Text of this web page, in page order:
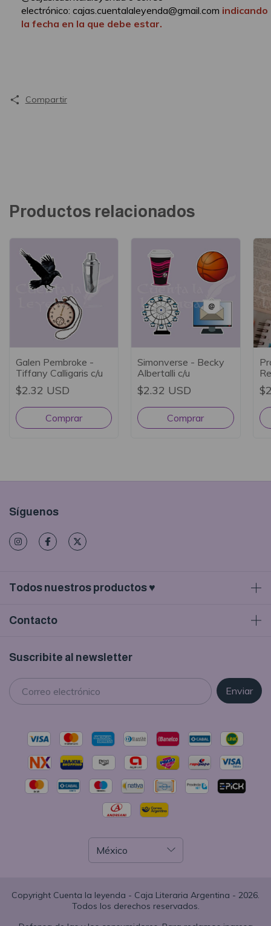
electrónico: cajas.cuentalaleyenda@gmail.com indicando
la fecha en la que debe estar.
Compartir
Productos relacionados
Galen Pembroke -
Tiffany Calligaris c/u
$2.32 USD
Simonverse - Becky
Albertalli c/u
$2.32 USD
Síguenos
Todos nuestros productos ♥
Contacto
Suscribite al newsletter
Copyright Cuenta la leyenda - Caja Literaria Argentina - 2026.
Todos los derechos reservados.